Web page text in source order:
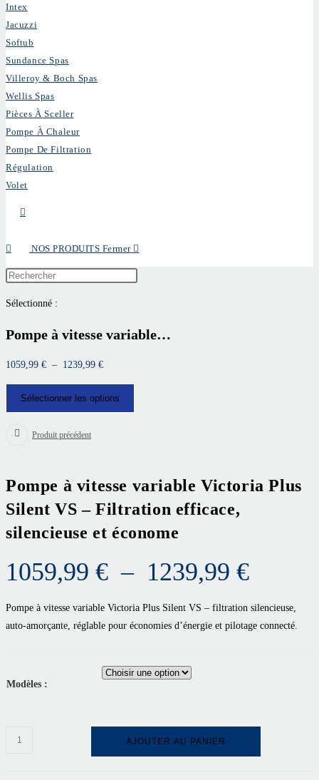
Intex
Jacuzzi
Softub
Sundance Spas
Villeroy & Boch Spas
Wellis Spas
Pièces À Sceller
Pompe À Chaleur
Pompe De Filtration
Régulation
Volet
NOS PRODUITS Fermer
Sélectionné :
Pompe à vitesse variable…
1059,99 € – 1239,99 €
Sélectionner les options
Produit précédent
Pompe à vitesse variable Victoria Plus
Silent VS – Filtration efficace,
silencieuse et économe
1059,99 € – 1239,99 €
Pompe à vitesse variable Victoria Plus Silent VS – filtration silencieuse,
auto-amorçante, réglable pour économies d’énergie et pilotage connecté.
Modèles :
AJOUTER AU PANIER